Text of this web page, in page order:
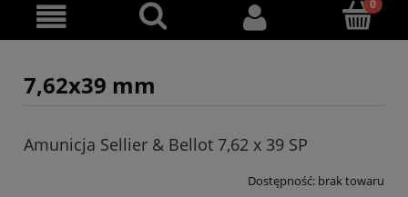
7,62x39 mm
Amunicja Sellier & Bellot 7,62 x 39 SP
Dostępność: brak towaru